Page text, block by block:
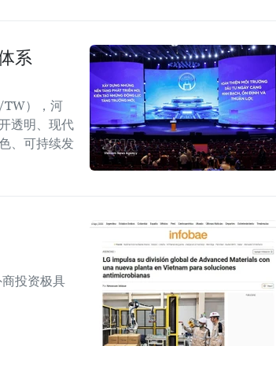
系
TW），河
透明、现代
、可持续发
投资极具